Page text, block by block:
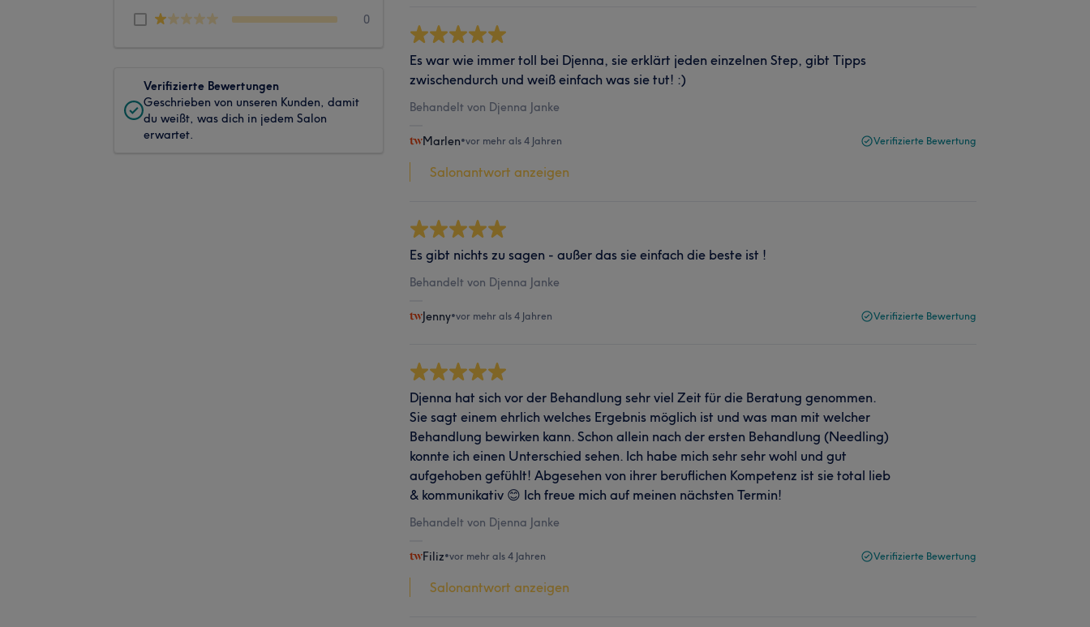
0
Verifizierte Bewertungen
Geschrieben von unseren Kunden, damit
du weißt, was dich in jedem Salon
erwartet.
Es war wie immer toll bei Djenna, sie erklärt jeden einzelnen Step, gibt Tipps
zwischendurch und weiß einfach was sie tut! :)
Behandelt von Djenna Janke
Marlen•vor mehr als 4 Jahren Verifizierte Bewertung
Salonantwort anzeigen
Es gibt nichts zu sagen - außer das sie einfach die beste ist !
Behandelt von Djenna Janke
Jenny•vor mehr als 4 Jahren Verifizierte Bewertung
Djenna hat sich vor der Behandlung sehr viel Zeit für die Beratung genommen.
Sie sagt einem ehrlich welches Ergebnis möglich ist und was man mit welcher
Behandlung bewirken kann. Schon allein nach der ersten Behandlung (Needling)
konnte ich einen Unterschied sehen. Ich habe mich sehr sehr wohl und gut
aufgehoben gefühlt! Abgesehen von ihrer beruflichen Kompetenz ist sie total lieb
& kommunikativ 😊 Ich freue mich auf meinen nächsten Termin!
Behandelt von Djenna Janke
Filiz•vor mehr als 4 Jahren Verifizierte Bewertung
Salonantwort anzeigen